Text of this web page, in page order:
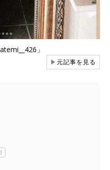
」
▶元記事を見る